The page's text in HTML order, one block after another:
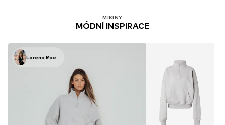
MIKINY
MÓDNÍ INSPIRACE
Lorena Rae